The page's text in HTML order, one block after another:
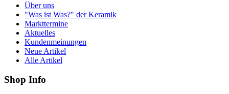
Über uns
"Was ist Was?" der Keramik
Markttermine
Aktuelles
Kundenmeinungen
Neue Artikel
Alle Artikel
Shop Info